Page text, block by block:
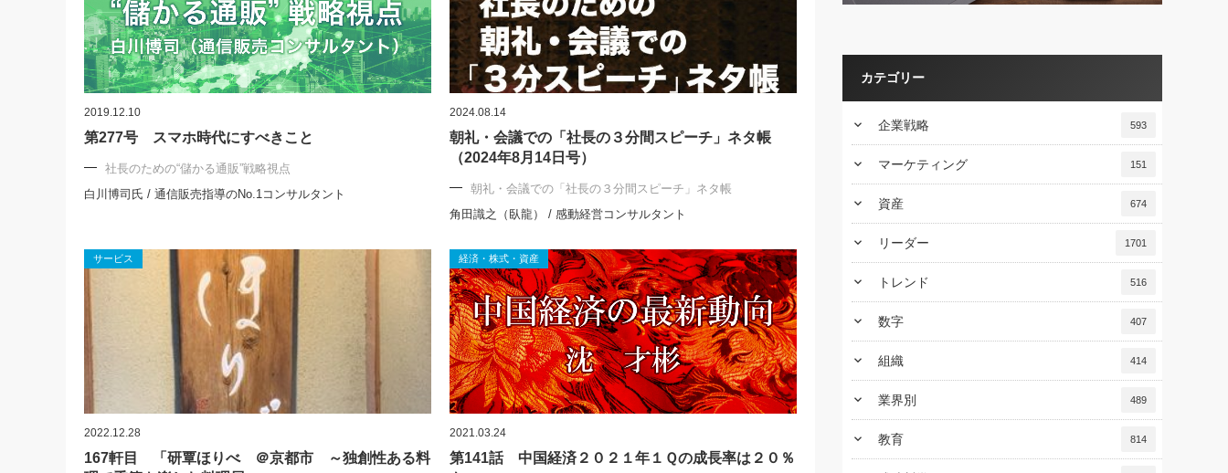
2019.12.10
第277号 スマホ時代にすべきこと
社長のための“儲かる通販”戦略視点
白川博司氏 / 通信販売指導のNo.1コンサルタント
2024.08.14
朝礼・会議での「社長の３分間スピーチ」ネタ帳
（2024年8月14日号）
朝礼・会議での「社長の３分間スピーチ」ネタ帳
角田識之（臥龍） / 感動経営コンサルタント
サービス
2022.12.28
167軒目 「研覃ほりべ ＠京都市 ～独創性ある料
経済・株式・資産
2021.03.24
第141話 中国経済２０２１年１Ｑの成長率は２０％
カテゴリー
keyboard_arrow_down 企業戦略 593
keyboard_arrow_down マーケティング 151
keyboard_arrow_down 資産 674
keyboard_arrow_down リーダー 1701
keyboard_arrow_down トレンド 516
keyboard_arrow_down 数字 407
keyboard_arrow_down 組織 414
keyboard_arrow_down 業界別 489
keyboard_arrow_down 教育 814